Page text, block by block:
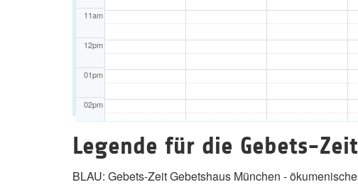
11am
12pm
01pm
02pm
Legende für die Gebets-
BLAU: Gebets-Zeit Gebetshaus München -